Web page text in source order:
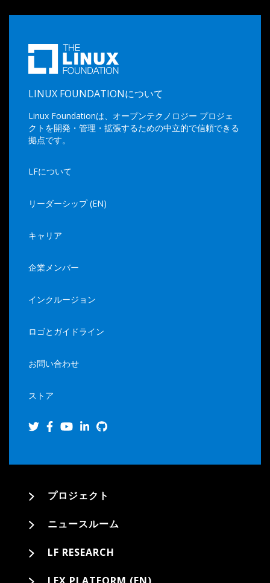
LINUX FOUNDATIONについて
Linux Foundationは、オープンテクノロジー プロジェ
クトを開発・管理・拡張するための中立的で信頼できる
拠点です。
LFについて
リーダーシップ (EN)
キャリア
企業メンバー
インクルージョン
ロゴとガイドライン
お問い合わせ
ストア
プロジェクト
ニュースルーム
LF RESEARCH